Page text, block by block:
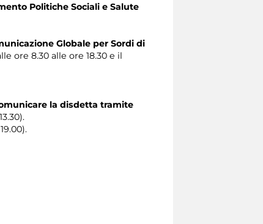
Politiche Sociali e Salute
Globale per Sordi di
ore 8.30 alle ore 18.30 e il
la disdetta tramite